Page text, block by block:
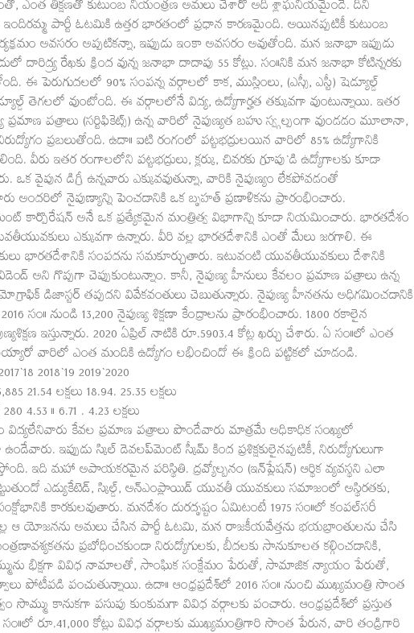
ఎంత తీక్షణతో కుటుంబ నియంత్రణ అమలు చేశారో అది శ్లాఘనీయమైందే. దీని
పార్టీ ఓటమికి ఉత్తర భారతంలో ప్రధాన కారణమైంది. అయినప్పటికీ కుటుంబ
అవసరం అప్పటికన్నా, ఇప్పుడు ఇంకా అవసరం అవుతోంది. మన జనాభా ఇప్పుడు
దారిద్య్ర రేఖకు క్రింద వున్న జనాభా దాదాపు 55 కోట్లు. సం॥నికి మన జనాభా కోటిన్నరకు
ఈ పెరుగుదలలో 90% సంపన్న వర్గాలలో కాక, ముస్లింలు, (ఎస్సీ, ఎస్టీ) షెడ్యూల్డ్
తెగలలో వుంటోంది. ఈ వర్గాలలోనే విద్య, ఉద్యోగార్హత తక్కువగా వుంటున్నాయి. ఇతర
పత్రాలు (సర్టిఫికెట్స్‌) ఉన్న వారిలో నైపుణ్యత బహు స్వ్గల్పంగా వుండడం మూలానా,
ప్రబలుతోంది. ఉదా॥ ఐటి రంగంలో పట్టభద్రులయిన వారిలో 85% ఉద్యోగానికి
వీరు ఇతర రంగాలలోని పట్టభద్రులు, క్లర్కు, చివరకు గ్రూపు`డి ఉద్యోగాలకు కూడా
ఒక వైపున డిగ్రీ ఉన్నవారు ఎక్కువవుతున్నా, వారికి నైపుణ్యం లేకపోవడంతో
అందరిలో నైపుణ్యాన్ని పెంచడానికి ఒక బృహత్‌ ప్రణాళికను ప్రారంభించారు.
కార్పొరేషన్‌ అనే ఒక ప్రత్యేకమైన మంత్రిత్వ విభాగాన్ని కూడా నియమించారు. భారతదేశం
ఎక్కువగా ఉన్నారు. వీరి వల్ల భారతదేశానికి ఎంతో మేలు జరగాలి. ఈ
భారతదేశానికి సంపదను సమకూర్చుతారు. ఇటువంటి యువతీయువకులు దేశానికి
అని గొప్పగా చెప్పుకుంటున్నాం. కానీ, నైపుణ్య హీనులు కేవలం ప్రమాణ పత్రాలు ఉన్న
డెమోగ్రాఫిక్‌ డిజాస్టర్‌ తప్పదని వివేకవంతులు చెబుతున్నారు. నైపుణ్య హీనతను అధిగమించడానికి
సం॥ నుండి 13,200 నైపుణ్య శిక్షణా కేంద్రాలను ప్రారంభించారు. 1800 రకాలైన
ఇస్తున్నారు. 2020 ఏప్రిల్‌ నాటికి రూ.5903.4 కోట్ల ఖర్చు చేశారు. ఏ సం॥లో ఎంత
వారిలో ఎంత మందికి ఉద్యోగం లభించిందో ఈ క్రింది పట్టికలో చూడండి.
2018`19 2019`2020
21.54 లక్షలు 18.94. 25.35 లక్షలు
4.53 ॥ 6.71 . 4.23 లక్షలు
విద్యలేనివారు కేవల ప్రమాణ పత్రాలు పొందేవారు మాత్రమే అధికాధిక సంఖ్యలో
ఉండేవారు. ఇప్పుడు స్కిల్‌ డెవలప్‌మెంట్‌ స్కీమ్‌ కింద ప్రశిక్షకులైనప్పటికీ, నిరుద్యోగులుగా
ఇది మహా అపాయకరమైన పరిస్థితి. ద్రవ్యోల్బనం (ఇన్‌ప్లేషన్‌) ఆర్థిక వ్యవస్థని ఎలా
ఎడ్యుకేటెడ్‌, స్కిల్డ్‌, అన్‌ఎంప్లాయిడ్‌ యువతీ యువకులు సమాజంలో అస్థిరతకు,
కారకులవుతారు. మనదేశం దురదృష్టం ఏమిటంటే 1975 సం॥లో కంపల్‌సరీ
ఆ యోజనను అమలు చేసిన పార్టీ ఓటమి, మన రాజకీయవేత్తను భయబ్రాంతులను చేసి
ప్రబోధించకుండా నిరుద్యోగులకు, బీదలకు సానుకూలత కల్గించడానికి,
భిక్షగా వివిధ నామాలతో, సాంఘిక సంక్షేమం పేరుతో, సామాజిక న్యాయం పేరుతో,
పోటీపడి పంచుతున్నాయి. ఉదా॥ ఆంధ్రప్రదేశ్‌లో 2016 సం॥ నుంచి ముఖ్యమంత్రి సొంత
సొమ్ము కానుకగా పసుపు కుంకుమగా వివిధ వర్గాలకు పంచారు. ఆంధ్రప్రదేశ్‌లో ప్రస్తుత
సం॥లో రూ.41,000 కోట్లు వివిధ వర్గాలకు ముఖ్యమంత్రిగారి సొంత పేరున, వారి తండ్రిగారి